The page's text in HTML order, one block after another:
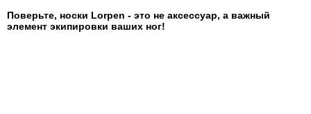
Поверьте, носки Lorpen - это не аксессуар, а важный
элемент экипировки ваших ног!